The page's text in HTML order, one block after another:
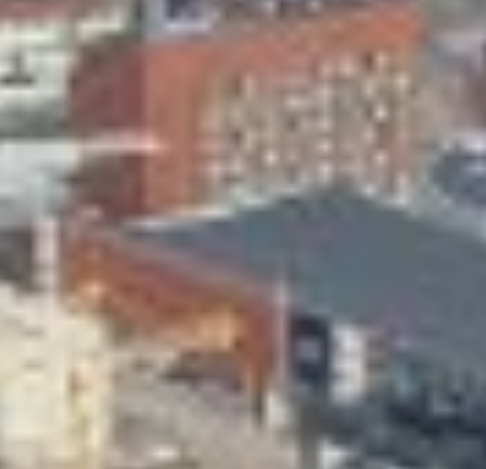
Skeittihalli
Varhaiskasvatus
Ateria- ja välipalamaksut
Mämminiemi
Taideapteekki
Kirjasto